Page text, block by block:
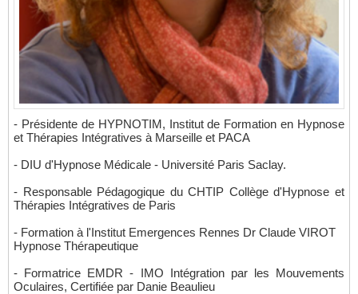
- Présidente de HYPNOTIM, Institut de Formation en Hypnose
et Thérapies Intégratives à Marseille et PACA
- DIU d'Hypnose Médicale - Université Paris Saclay.
- Responsable Pédagogique du CHTIP Collège d'Hypnose et
Thérapies Intégratives de Paris
- Formation à l'Institut Emergences Rennes Dr Claude VIROT
Hypnose Thérapeutique
- Formatrice EMDR - IMO Intégration par les Mouvements
Oculaires, Certifiée par Danie Beaulieu